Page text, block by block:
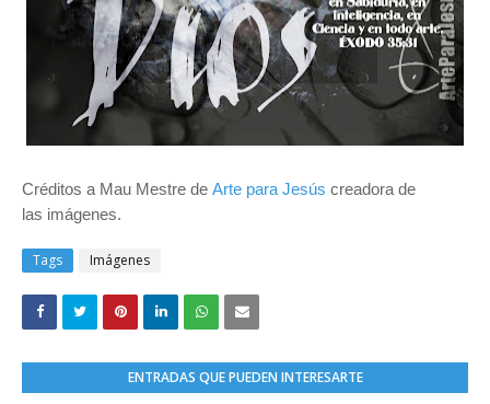
Créditos a Mau Mestre de Arte para Jesús creadora de
las imágenes.
Tags Imágenes
ENTRADAS QUE PUEDEN INTERESARTE